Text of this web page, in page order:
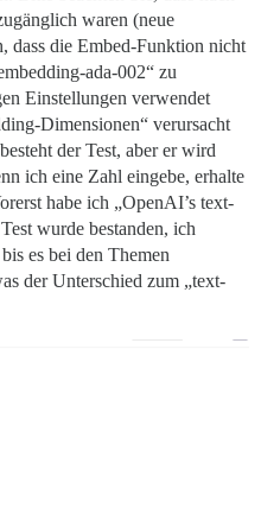
waren (neue
dass die Embed-Funktion nicht
ada-002“ zu
Einstellungen verwendet
Dimensionen“ verursacht
der Test, aber er wird
ich eine Zahl eingebe, erhalte
habe ich „OpenAI’s text-
wurde bestanden, ich
es bei den Themen
der Unterschied zum „text-